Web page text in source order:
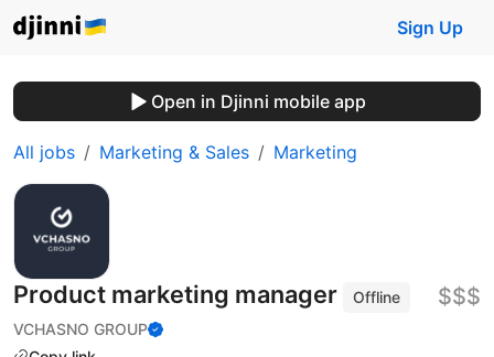
Sign Up
Open in Djinni mobile app
All jobs Marketing & Sales Marketing
Product marketing manager
Offline
VCHASNO GROUP
$$$